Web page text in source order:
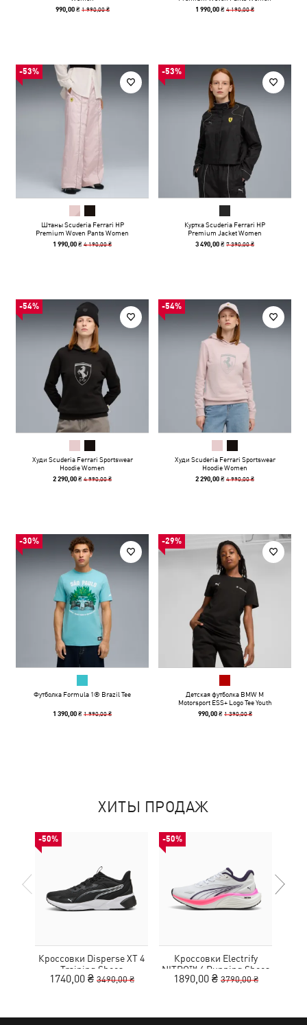
990,00 ₴ 1 990,00 ₴ 1 990,00 ₴4 190,00 ₴
-53%
Штаны Scuderia Ferrari HP
Premium Woven Pants Women
1 990,00 ₴4 190,00 ₴
-53%
Куртка Scuderia Ferrari HP
Premium Jacket Women
3 490,00 ₴7 390,00 ₴
-54%
Худи Scuderia Ferrari Sportswear
Hoodie Women
2 290,00 ₴4 990,00 ₴
-54%
Худи Scuderia Ferrari Sportswear
Hoodie Women
2 290,00 ₴4 990,00 ₴
-30%
Футболка Formula 1® Brazil Tee
1 390,00 ₴1 990,00 ₴
-29%
Детская футболка BMW M
Motorsport ESS+ Logo Tee Youth
990,00 ₴ 1 390,00 ₴
ХИТЫ ПРОДАЖ
-50%
Кроссовки Disperse XT 4
Training Shoes
1740,00 ₴ 3490,00 ₴
-50%
Кроссовки Electrify
NITRO™ 4 Running Shoes
Youth
1890,00 ₴ 3790,00 ₴